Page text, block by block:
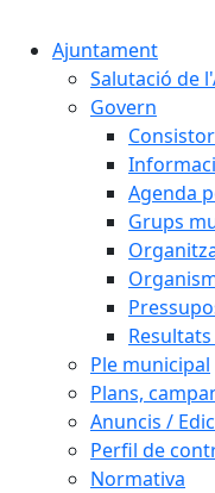
Ajuntament
Salutació de
Govern
Agenda
Grups
Ple municipal
Plans,
Anuncis /
Perfil de
Normativa